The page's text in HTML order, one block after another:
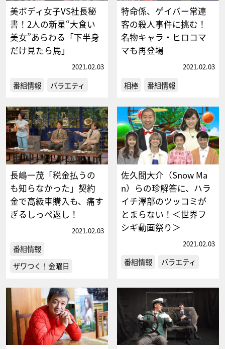
美ボディ女子VS社長秘
書！2人の新星“大食い
美女”あらわる「下半身
だけ見たら馬」
2021.02.03
番組情報 バラエティ
特命係、ゲイバー常連
客の殺人事件に挑む！
名物キャラ・ヒロコマ
マも再登場
2021.02.03
相棒 番組情報
長嶋一茂「税金払うの
も知らなかった」契約
金で高級車購入も、痛す
ぎるしっぺ返し！
2021.02.03
番組情報
ザワつく！金曜日
佐久間大介（Snow Ma
n）らの珍解答に、ハラ
イチ澤部のツッコミが
とまらない！＜世界フ
シギ動画祭り＞
2021.02.03
番組情報 バラエティ